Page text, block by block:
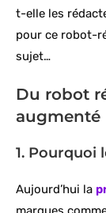
t-elle les
pour ce robot-
sujet…
Du robot
augmenté
1. Pourquoi
Aujourd’hui la